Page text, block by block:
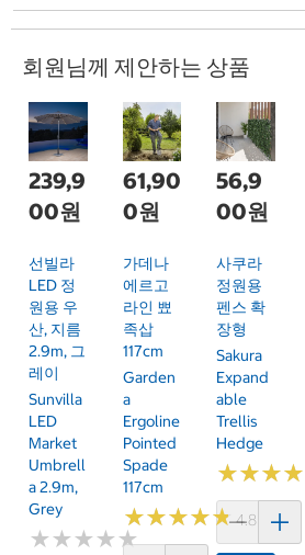
회원님께 제안하는 상품
239,9
00원
선빌라
LED 정
원용 우
산, 지름
2.9m, 그
레이
Sunvilla
LED
Market
Umbrell
A 2.9m,
Grey
★★★★★
★★★★★
61,90
0원
가데나
에르고
라인 뾰
족삽
117cm
Garden
A
Ergoline
Pointed
Spade
117cm
★★★★★
★★★★★4.8 (9)
56,9
00원
사쿠라
정원용
펜스 확
장형
Sakura
Expand
Able
Trellis
Hedge
★★★★
★★★★